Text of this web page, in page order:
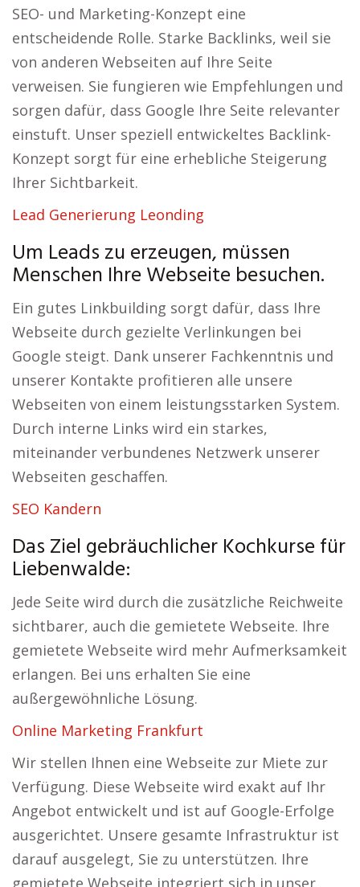
SEO- und Marketing-Konzept eine
entscheidende Rolle. Starke Backlinks, weil sie
von anderen Webseiten auf Ihre Seite
verweisen. Sie fungieren wie Empfehlungen und
sorgen dafür, dass Google Ihre Seite relevanter
einstuft. Unser speziell entwickeltes Backlink-
Konzept sorgt für eine erhebliche Steigerung
Ihrer Sichtbarkeit.
Lead Generierung Leonding
Um Leads zu erzeugen, müssen
Menschen Ihre Webseite besuchen.
Ein gutes Linkbuilding sorgt dafür, dass Ihre
Webseite durch gezielte Verlinkungen bei
Google steigt. Dank unserer Fachkenntnis und
unserer Kontakte profitieren alle unsere
Webseiten von einem leistungsstarken System.
Durch interne Links wird ein starkes,
miteinander verbundenes Netzwerk unserer
Webseiten geschaffen.
SEO Kandern
Das Ziel gebräuchlicher Kochkurse für
Liebenwalde:
Jede Seite wird durch die zusätzliche Reichweite
sichtbarer, auch die gemietete Webseite. Ihre
gemietete Webseite wird mehr Aufmerksamkeit
erlangen. Bei uns erhalten Sie eine
außergewöhnliche Lösung.
Online Marketing Frankfurt
Wir stellen Ihnen eine Webseite zur Miete zur
Verfügung. Diese Webseite wird exakt auf Ihr
Angebot entwickelt und ist auf Google-Erfolge
ausgerichtet. Unsere gesamte Infrastruktur ist
darauf ausgelegt, Sie zu unterstützen. Ihre
gemietete Webseite integriert sich in unser